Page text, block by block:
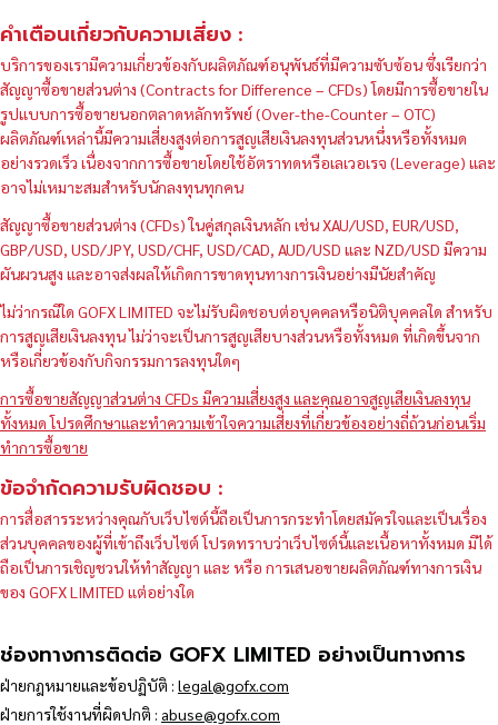
คำเตือนเกี่ยวกับความเสี่ยง :
บริการของเรามีความเกี่ยวข้องกับผลิตภัณฑ์อนุพันธ์ที่มีความซับซ้อน ซึ่งเรียกว่า
สัญญาซื้อขายส่วนต่าง (Contracts for Difference – CFDs) โดยมีการซื้อขายใน
รูปแบบการซื้อขายนอกตลาดหลักทรัพย์ (Over-the-Counter – OTC)
ผลิตภัณฑ์เหล่านี้มีความเสี่ยงสูงต่อการสูญเสียเงินลงทุนส่วนหนึ่งหรือทั้งหมด
อย่างรวดเร็ว เนื่องจากการซื้อขายโดยใช้อัตราทดหรือเลเวอเรจ (Leverage) และ
อาจไม่เหมาะสมสำหรับนักลงทุนทุกคน
สัญญาซื้อขายส่วนต่าง (CFDs) ในคู่สกุลเงินหลัก เช่น XAU/USD, EUR/USD,
GBP/USD, USD/JPY, USD/CHF, USD/CAD, AUD/USD และ NZD/USD มีความ
ผันผวนสูง และอาจส่งผลให้เกิดการขาดทุนทางการเงินอย่างมีนัยสำคัญ
ไม่ว่ากรณีใด GOFX LIMITED จะไม่รับผิดชอบต่อบุคคลหรือนิติบุคคลใด สำหรับ
การสูญเสียเงินลงทุน ไม่ว่าจะเป็นการสูญเสียบางส่วนหรือทั้งหมด ที่เกิดขึ้นจาก
หรือเกี่ยวข้องกับกิจกรรมการลงทุนใดๆ
การซื้อขายสัญญาส่วนต่าง CFDs มีความเสี่ยงสูง และคุณอาจสูญเสียเงินลงทุน
ทั้งหมด โปรดศึกษาและทำความเข้าใจความเสี่ยงที่เกี่ยวข้องอย่างถี่ถ้วนก่อนเริ่ม
ทำการซื้อขาย
ข้อจำกัดความรับผิดชอบ :
การสื่อสารระหว่างคุณกับเว็บไซต์นี้ถือเป็นการกระทำโดยสมัครใจและเป็นเรื่อง
ส่วนบุคคลของผู้ที่เข้าถึงเว็บไซต์ โปรดทราบว่าเว็บไซต์นี้และเนื้อหาทั้งหมด มิได้
ถือเป็นการเชิญชวนให้ทำสัญญา และ หรือ การเสนอขายผลิตภัณฑ์ทางการเงิน
ของ GOFX LIMITED แต่อย่างใด
ช่องทางการติดต่อ GOFX LIMITED อย่างเป็นทางการ
ฝ่ายกฎหมายและข้อปฏิบัติ : legal@gofx.com
ฝ่ายการใช้งานที่ผิดปกติ : abuse@gofx.com